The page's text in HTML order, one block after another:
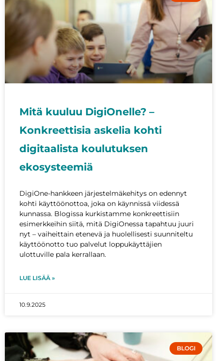
Mitä kuuluu DigiOnelle? –
Konkreettisia askelia kohti
digitaalista koulutuksen
ekosysteemiä
DigiOne-hankkeen järjestelmäkehitys on edennyt
kohti käyttöönottoa, joka on käynnissä viidessä
kunnassa. Blogissa kurkistamme konkreettisiin
esimerkkeihin siitä, mitä DigiOnessa tapahtuu juuri
nyt – vaiheittain etenevä ja huolellisesti suunniteltu
käyttöönotto tuo palvelut loppukäyttäjien
ulottuville pala kerrallaan.
LUE LISÄÄ »
10.9.2025
BLOGI